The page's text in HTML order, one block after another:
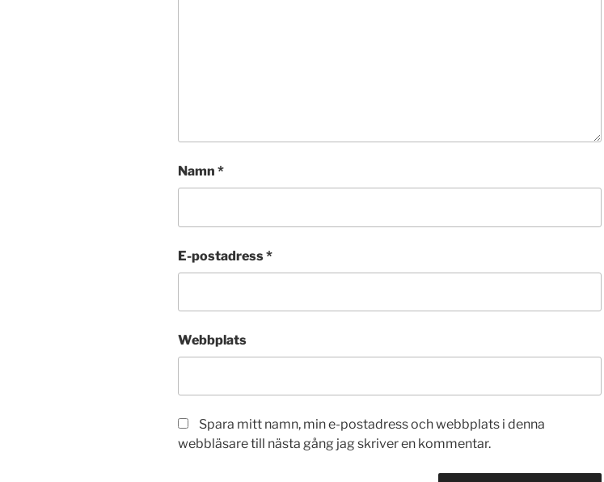
Namn *
E-postadress*
Webbplats
Spara mitt namn, min e-postadress och webbplats i denna
webbläsare till nästa gång jag skriver en kommentar.